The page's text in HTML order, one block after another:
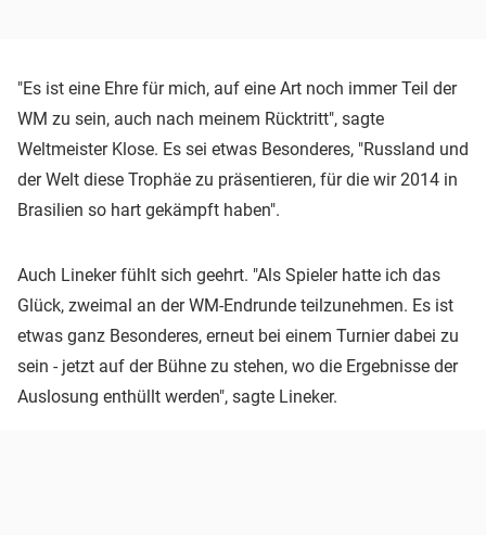
"Es ist eine Ehre für mich, auf eine Art noch immer Teil der
WM zu sein, auch nach meinem Rücktritt", sagte
Weltmeister Klose. Es sei etwas Besonderes, "Russland und
der Welt diese Trophäe zu präsentieren, für die wir 2014 in
Brasilien so hart gekämpft haben".
Auch Lineker fühlt sich geehrt. "Als Spieler hatte ich das
Glück, zweimal an der WM-Endrunde teilzunehmen. Es ist
etwas ganz Besonderes, erneut bei einem Turnier dabei zu
sein - jetzt auf der Bühne zu stehen, wo die Ergebnisse der
Auslosung enthüllt werden", sagte Lineker.